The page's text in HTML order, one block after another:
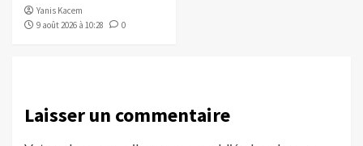
Yanis Kacem
9 août 2026 à 10:28
0
Laisser un commentaire